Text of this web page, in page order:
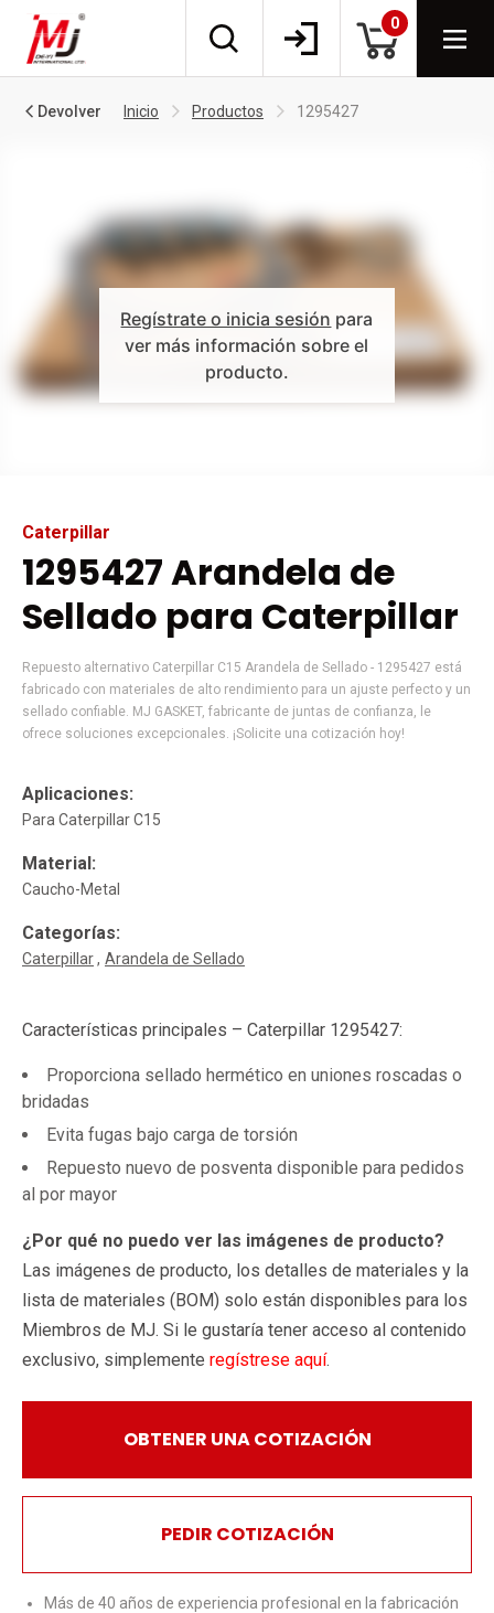
0
Devolver Inicio Productos 1295427
Regístrate o inicia sesión para
ver más información sobre el
producto.
Caterpillar
1295427 Arandela de
Sellado para Caterpillar
Repuesto alternativo Caterpillar C15 Arandela de Sellado - 1295427 está
fabricado con materiales de alto rendimiento para un ajuste perfecto y un
sellado confiable. MJ GASKET, fabricante de juntas de confianza, le
ofrece soluciones excepcionales. ¡Solicite una cotización hoy!
Aplicaciones:
Para Caterpillar C15
Material:
Caucho-Metal
Categorías:
Caterpillar Arandela de Sellado
Características principales – Caterpillar 1295427:
Proporciona sellado hermético en uniones roscadas o
bridadas
Evita fugas bajo carga de torsión
Repuesto nuevo de posventa disponible para pedidos
al por mayor
¿Por qué no puedo ver las imágenes de producto?
Las imágenes de producto, los detalles de materiales y la
lista de materiales (BOM) solo están disponibles para los
Miembros de MJ. Si le gustaría tener acceso al contenido
exclusivo, simplemente regístrese aquí.
OBTENER UNA COTIZACIÓN
PEDIR COTIZACIÓN
Más de 40 años de experiencia profesional en la fabricación